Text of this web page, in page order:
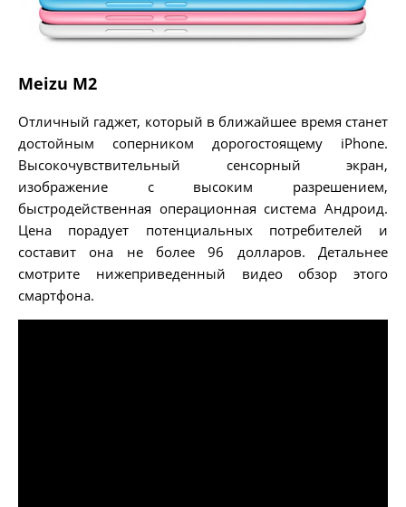
Meizu M2
Отличный гаджет, который в ближайшее время станет
достойным соперником дорогостоящему iPhone.
Высокочувствительный сенсорный экран,
изображение с высоким разрешением,
быстродейственная операционная система Андроид.
Цена порадует потенциальных потребителей и
составит она не более 96 долларов. Детальнее
смотрите нижеприведенный видео обзор этого
смартфона.